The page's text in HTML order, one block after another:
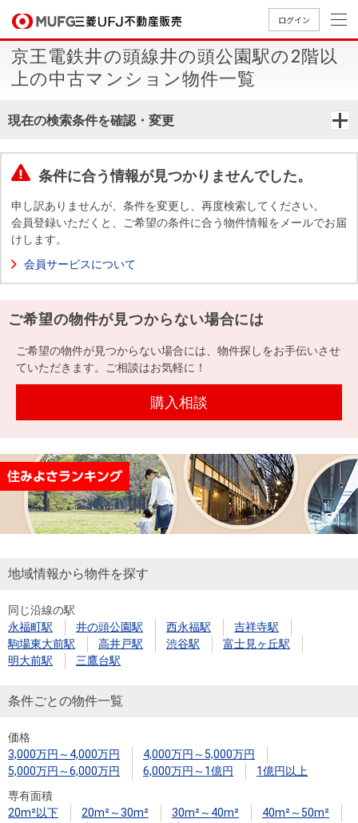
ログイン
買いたいTOP
中古
マン
ンを
探す
築・
一戸
建て
す
用
物
件
を
す
件を
探す
購入向け
サービス
住宅ロー
ンシミュ
住まい1プ
ラス（お
税金の本
（電子ブ
ック）
売りたいTOP
無
料
定
却
談
売却
金額
試算
売却向け
周辺相場
住まい1プ
住まいと
暮らしの
（電子ブ
売却ガイ
ド
店舗案内TOP
店舗のご
案内（首
案内（名
案内（関
会社情報TOP
ごあいさ
つ
要
Way
経営ビジ
ョン
組織図
役員一
沿革
本社地
図
（電子ブ
ック版）
採用情報TOP
新卒採用
情報
採用情報
買いたい
売りたい
店舗案内
会社情報
採用情報
提携企業にお勤めの方
閉じる
京王電鉄井の頭線井の頭公園駅の2階以
上の中古マンション物件一覧
現在の検索条件を確認・変更
条件に合う情報が見つかりませんでした。
申し訳ありませんが、条件を変更し、再度検索してください。
会員登録いただくと、ご希望の条件に合う物件情報をメールでお届
けします。
会員サービスについて
ご希望の物件が見つからない場合には
ご希望の物件が見つからない場合には、物件探しをお手伝いさせ
ていただきます。ご相談はお気軽に！
購入相談
地域情報から物件を探す
同じ沿線の駅
永福町駅
井の頭公園駅 西永福駅
吉祥寺駅
駒場東大前駅
高井戸駅 渋谷駅
富士見ヶ丘駅
明大前駅
三鷹台駅
条件ごとの物件一覧
価格
3,000万円～4,000万円
4,000万円～5,000万円
5,000万円～6,000万円
6,000万円～1億円
1億円以上
専有面積
20m²以下
20m²～30m² 30m²～40m²
40m²～50m²